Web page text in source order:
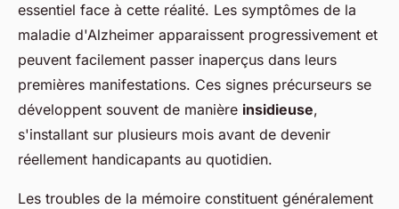
essentiel face à cette réalité. Les symptômes de la
maladie d'Alzheimer apparaissent progressivement et
peuvent facilement passer inaperçus dans leurs
premières manifestations. Ces signes précurseurs se
développent souvent de manière insidieuse,
s'installant sur plusieurs mois avant de devenir
réellement handicapants au quotidien.
Les troubles de la mémoire constituent généralement